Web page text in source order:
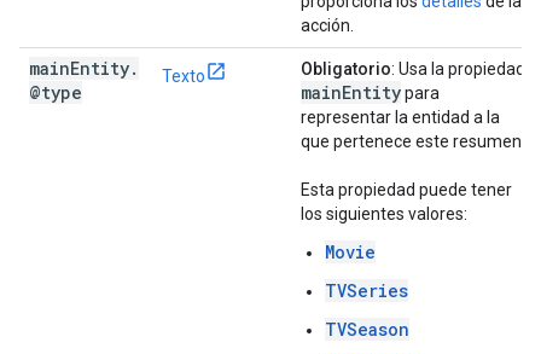
acción.
mainEntity.
@type
Texto Obligatorio: Usa la propiedad
mainEntitypara
representar la entidad a la
que pertenece este resumen.
Esta propiedad puede tener
los siguientes valores:
Movie
TVSeries
TVSeason